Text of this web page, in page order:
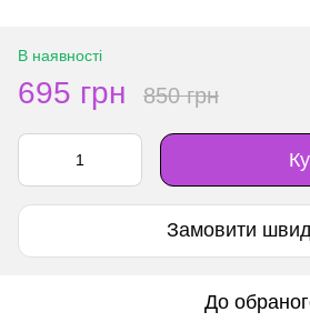
В наявності
695 грн 850 грн
Замовити
До